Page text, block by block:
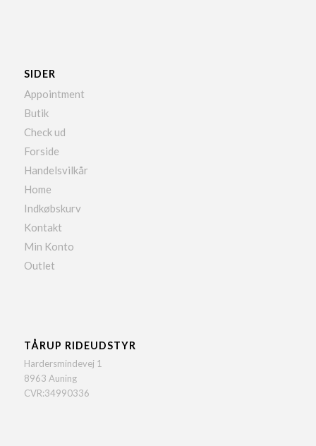
SIDER
Appointment
Butik
Check ud
Forside
Handelsvilkår
Home
Indkøbskurv
Kontakt
Min Konto
Outlet
TÅRUP RIDEUDSTYR
Hardersmindevej 1
8963 Auning
CVR:34990336